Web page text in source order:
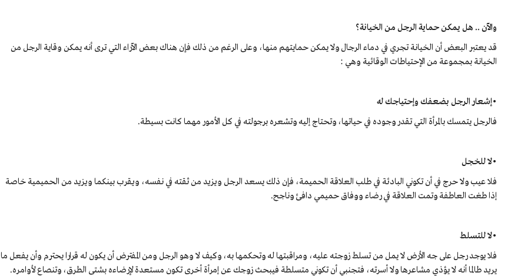
والآن .. هل يمكن حماية الرجل من الخيانة؟
قد يعتبر البعض أن الخيانة تجري في دماء الرجال ولا يمكن حمايتهم منها، وعلى الرغم من ذلك فإن هناك بعض الآراء التي ترى أنه يمكن وقاية الرجل من
الخيانة بمجموعة من الإحتياطات الوقائية وهي :
•إشعار الرجل بضعفك وإحتياجك له
فالرجل يتمسك بالمرأة التي تقدر وجوده في حياتها، وتحتاج إليه وتشعره برجولته في كل الأمور مهما كانت بسيطة.
•لا للخجل
فلا عيب ولا حرج في أن تكوني البادئة في طلب العلاقة الحميمة، فإن ذلك يسعد الرجل ويزيد من ثقته في نفسه، ويقرب بينكما ويزيد من الحميمية خاصة
إذا طغت العاطفة وتمت العلاقة في رضاء ووفاق حميمي دافئ وناجح.
•لا للتسلط
فلا يوجد رجل على جه الأرض لا يمل من تسلط زوجته عليه، ومراقبتها له وتحكمها به، وكيف لا وهو الرجل ومن المفترض أن يكون له قرارا يحترم وأن يفعل ما
يريد طالما أنه لا يؤذي مشاعرها ولا أسرته، فتجنبي أن تكوني متسلطة فيبحث زوجك عن إمرأة أخرى تكون مستعدة لإرضاءه بشتى الطرق، وتنصاع لأوامره.